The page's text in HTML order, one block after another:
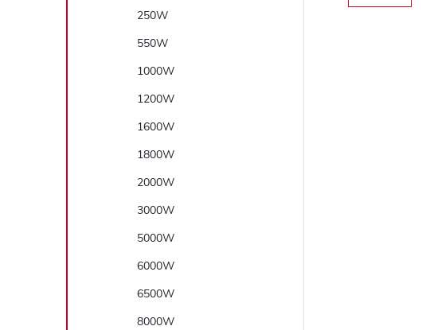
250W
550W
1000W
1200W
1600W
1800W
2000W
3000W
5000W
6000W
6500W
8000W